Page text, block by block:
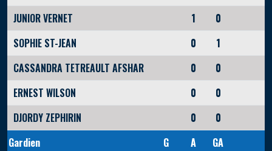
JUNIOR VERNET
1
0
SOPHIE ST-JEAN
0
1
CASSANDRA TETREAULT AFSHAR
0
0
ERNEST WILSON
0
0
DJORDY ZEPHIRIN
0
0
Gardien
G A GA